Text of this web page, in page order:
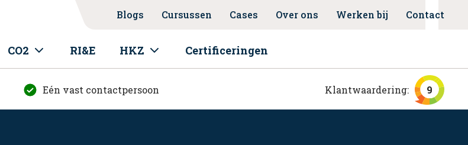
Blogs Cursussen Cases Over ons Werken bij Contact
CO2 RI&E HKZ Certificeringen
Eén vast contactpersoon Klantwaardering: 9